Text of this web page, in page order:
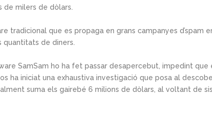
de milers de dòlars.
tradicional que es propaga en grans campanyes d’spam
de diners.
SamSam ho ha fet passar desapercebut, impedint
ha iniciat una exhaustiva investigació que posa al
suma els gairebé 6 milions de dòlars, al voltant de